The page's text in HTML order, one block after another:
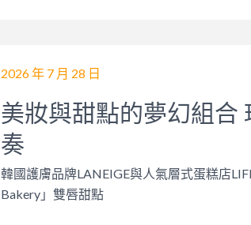
2026 年 7 月 28 日
美妝與甜點的夢幻組合
奏
韓國護膚品牌LANEIGE與人氣層式蛋糕店
Bakery」雙唇甜點